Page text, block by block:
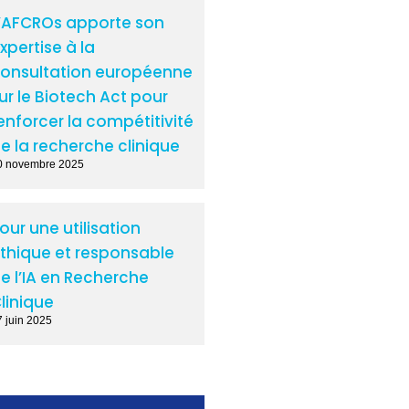
apporte son
à la
européenne
le Biotech Act pour
la compétitivité
la recherche clinique
novembre 2025
une utilisation
et responsable
l’IA en Recherche
juin 2025